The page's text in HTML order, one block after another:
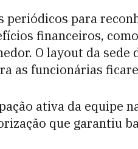
periódicos para
financeiros,
O layout da sede
as funcionárias
ativa da equipe
que garantiu